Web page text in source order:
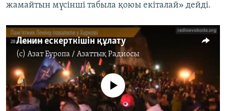
жамайтын мүсінші табыла қоюы екіталай» дейді.
Ленин ескерткішін құлату
(c) Азат Еуропа / Азаттық Радиосы
No media source currently available